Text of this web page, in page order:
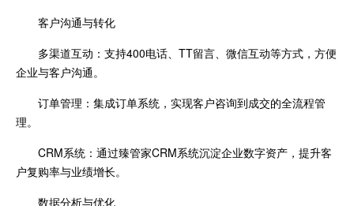
客户沟通与转化
多渠道互动：支持400电话、TT留言、微信互动等方式，方便
企业与客户沟通。
订单管理：集成订单系统，实现客户咨询到成交的全流程管
理。
CRM系统：通过臻管家CRM系统沉淀企业数字资产，提升客
户复购率与业绩增长。
数据分析与优化